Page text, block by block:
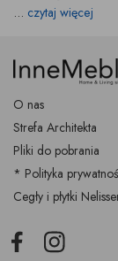
... czytaj więcej
O nas
Strefa Architekta
Pliki do pobrania
* Polityka
Cegły i płytki
FacebookInstagram